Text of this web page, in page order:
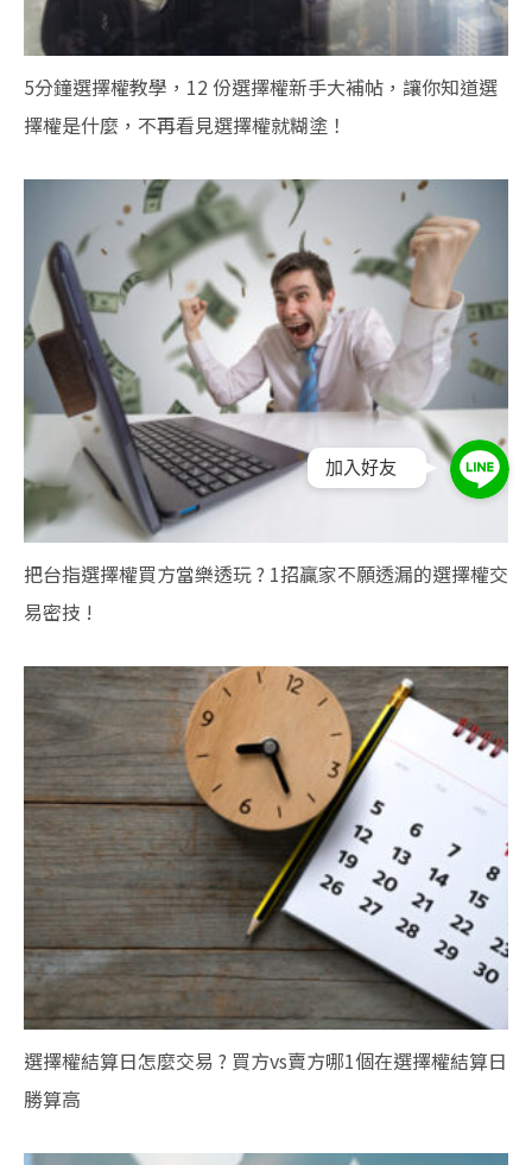
5分鐘選擇權教學，12 份選擇權新手大補帖，讓你知道選
擇權是什麼，不再看見選擇權就糊塗！
把台指選擇權買方當樂透玩 ? 1招贏家不願透漏的選擇權交
易密技 !
選擇權結算日怎麼交易 ? 買方vs賣方哪1個在選擇權結算日
勝算高
加入好友